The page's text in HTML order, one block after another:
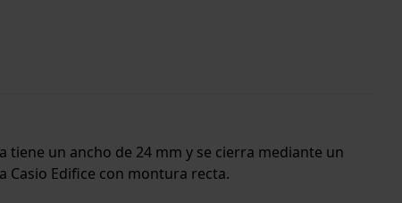
tiene un ancho de 24 mm y se cierra mediante un
Casio Edifice con montura recta.